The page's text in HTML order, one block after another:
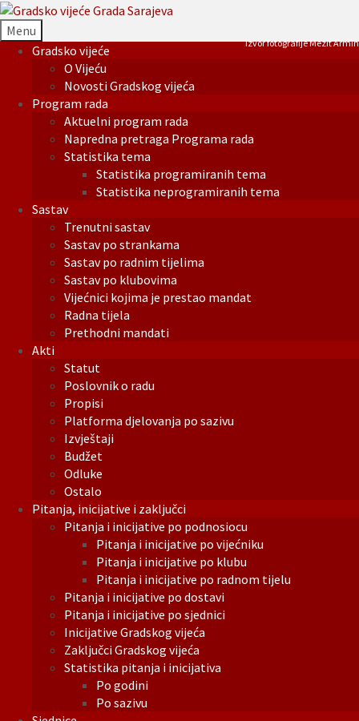
Menu
Gradsko vijeće
O Vijeću
Novosti Gradskog vijeća
Program rada
Aktuelni program rada
Napredna pretraga Programa rada
Statistika tema
Statistika programiranih tema
Statistika neprogramiranih tema
Sastav
Trenutni sastav
Sastav po strankama
Sastav po radnim tijelima
Sastav po klubovima
Vijećnici kojima je prestao mandat
Radna tijela
Prethodni mandati
Akti
Statut
Poslovnik o radu
Propisi
Platforma djelovanja po sazivu
Izvještaji
Budžet
Odluke
Ostalo
Pitanja, inicijative i zaključci
Pitanja i inicijative po podnosiocu
Pitanja i inicijative po vijećniku
Pitanja i inicijative po klubu
Pitanja i inicijative po radnom tijelu
Pitanja i inicijative po dostavi
Pitanja i inicijative po sjednici
Inicijative Gradskog vijeća
Zaključci Gradskog vijeća
Statistika pitanja i inicijativa
Po godini
Po sazivu
Izvor fotografije Mezit Armin